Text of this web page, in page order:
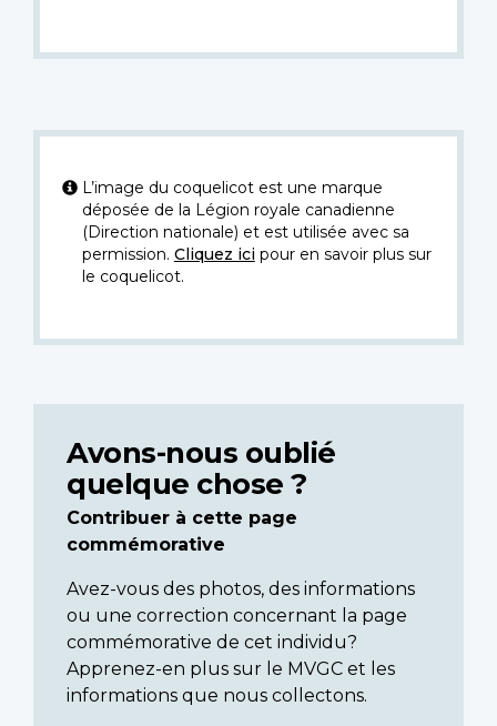
L’image du coquelicot est une marque
déposée de la Légion royale canadienne
(Direction nationale) et est utilisée avec sa
permission. Cliquez icipour en savoir plus sur
le coquelicot.
Avons-nous oublié
quelque chose ?
Contribuer à cette page
commémorative
Avez-vous des photos, des informations
ou une correction concernant la page
commémorative de cet individu?
Apprenez-en plus sur le MVGC et les
informations que nous collectons.